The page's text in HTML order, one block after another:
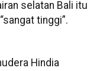
selatan Bali itu
tinggi”.
Hindia